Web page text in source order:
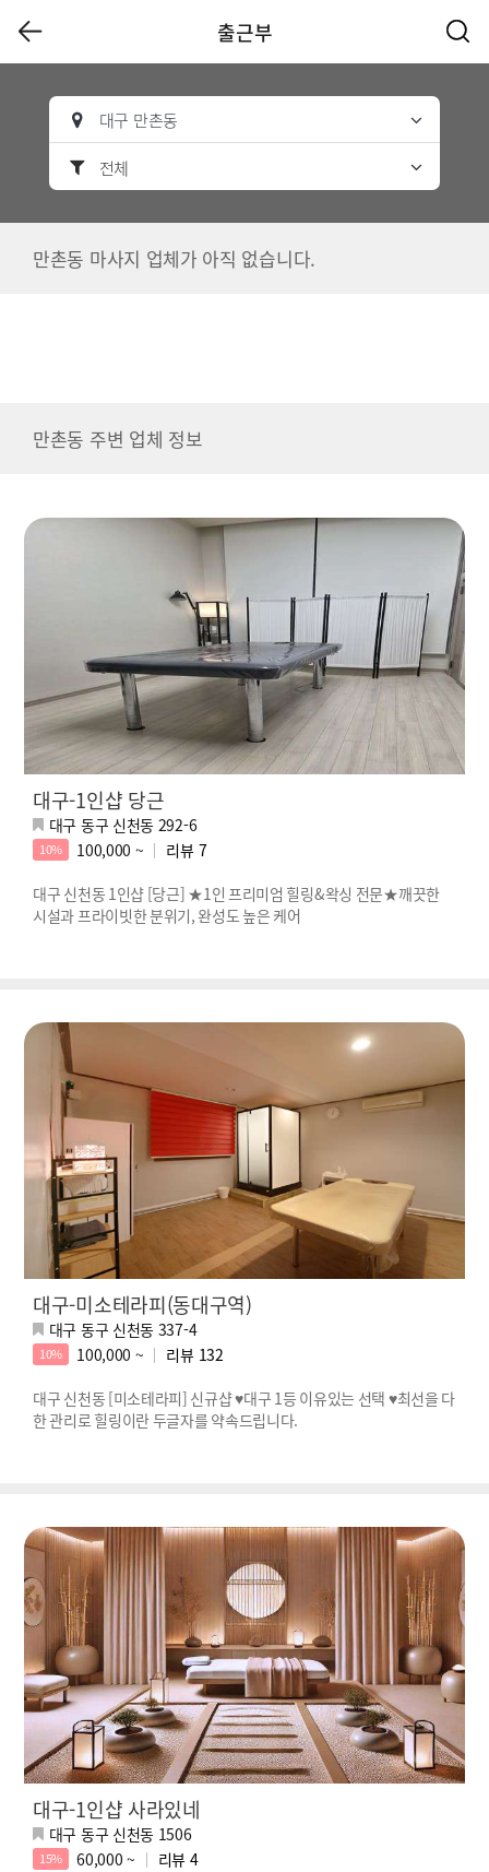
출근부
대구 만촌동
전체
만촌동 마사지 업체가 아직 없습니다.
만촌동 주변 업체 정보
대구-1인샵 당근
대구 동구 신천동 292-6
10% 100,000 ~ 리뷰 7
대구 신천동 1인샵 [당근] ★1인 프리미엄 힐링&왁싱 전문★깨끗한
시설과 프라이빗한 분위기, 완성도 높은 케어
대구-미소테라피(동대구역)
대구 동구 신천동 337-4
10% 100,000 ~ 리뷰 132
대구 신천동 [미소테라피] 신규샵 ♥대구 1등 이유있는 선택 ♥최선을 다
한 관리로 힐링이란 두글자를 약속드립니다.
대구-1인샵 사라있네
대구 동구 신천동 1506
15% 60,000 ~ 리뷰 4